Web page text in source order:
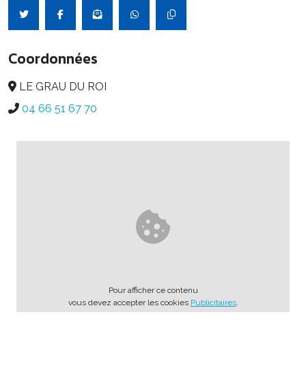
Coordonnées
LE GRAU DU ROI
04 66 51 67 70
Pour afficher ce contenu
vous devez accepter les cookies Publicitaires.